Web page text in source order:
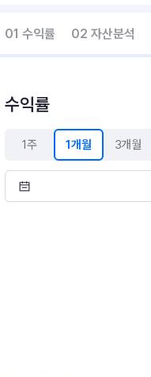
01 수익률 02 자산분석
수익률
1주 1개월 3개월